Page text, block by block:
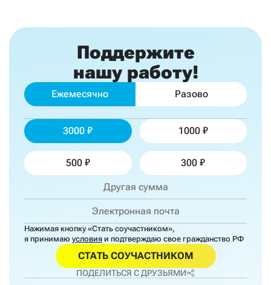
Поддержите
нашу работу!
Ежемесячно Разово
3000 1000
500 300
Нажимая кнопку «Стать соучастником»,
я принимаю условия и подтверждаю свое гражданство РФ
СТАТЬ СОУЧАСТНИКОМ
ПОДЕЛИТЬСЯ С ДРУЗЬЯМИ